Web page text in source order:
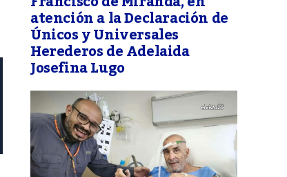
atención a la Declaración de
Únicos y Universales
Herederos de Adelaida
Josefina Lugo